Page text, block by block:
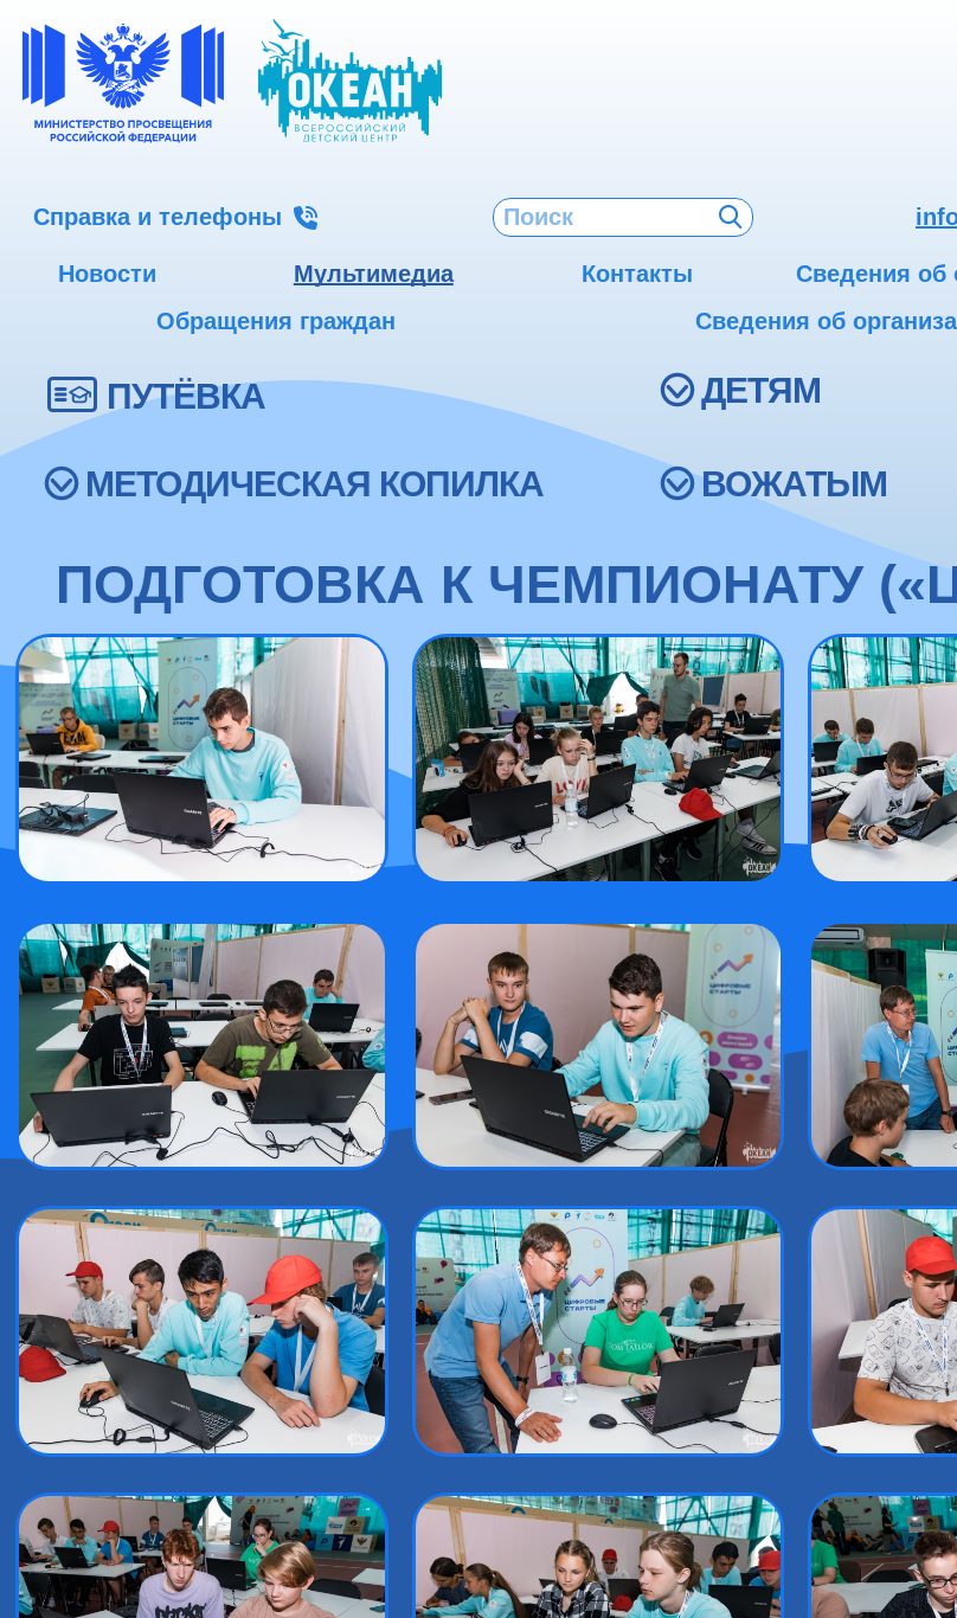
Справка и телефоны
Новости Мультимедиа Контакты Сведения об
Обращения граждан
Сведения об
ПУТЁВКА ДЕТЯМ
МЕТОДИЧЕСКАЯ КОПИЛКА ВОЖАТЫМ
ПОДГОТОВКА К ЧЕМПИОНАТУ